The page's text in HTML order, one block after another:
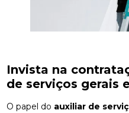
Invista na
de serviços gerais
O papel do auxiliar de